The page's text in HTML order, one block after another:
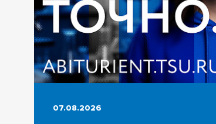
07.08.2026